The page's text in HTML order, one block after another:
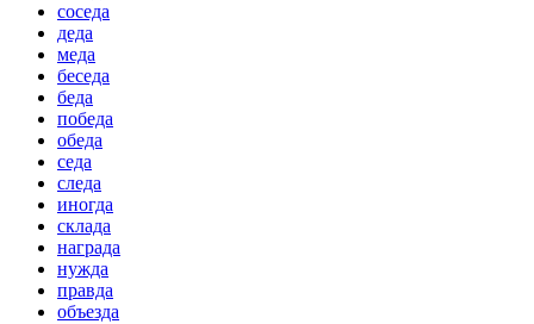
соседа
деда
меда
беседа
беда
победа
обеда
седа
следа
иногда
склада
награда
нужда
правда
объезда